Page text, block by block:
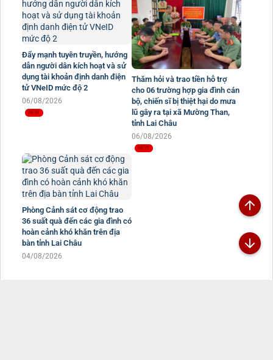
Đẩy mạnh tuyên truyền, hướng
dẫn người dân kích hoạt và sử
dụng tài khoản định danh điện
tử VNeID mức độ 2
06/08/2026
Thăm hỏi và trao tiền hỗ trợ
cho 06 trường hợp gia đình cán
bộ, chiến sĩ bị thiệt hại do mưa
lũ gây ra tại xã Mường Than,
tỉnh Lai Châu
06/08/2026
Phòng Cảnh sát cơ động trao
36 suất quà đến các gia đình có
hoàn cảnh khó khăn trên địa
bàn tỉnh Lai Châu
04/08/2026